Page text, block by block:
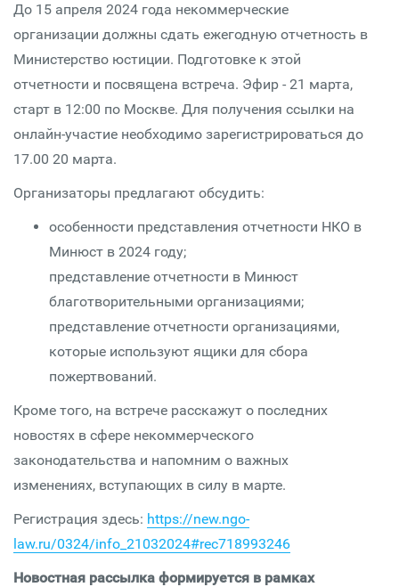
До 15 апреля 2024 года некоммерческие
организации должны сдать ежегодную отчетность в
Министерство юстиции. Подготовке к этой
отчетности и посвящена встреча. Эфир - 21 марта,
старт в 12:00 по Москве. Для получения ссылки на
онлайн-участие необходимо зарегистрироваться до
17.00 20 марта.
Организаторы предлагают обсудить:
особенности представления отчетности НКО в
Минюст в 2024 году;
представление отчетности в Минюст
благотворительными организациями;
представление отчетности организациями,
которые используют ящики для сбора
пожертвований.
Кроме того, на встрече расскажут о последних
новостях в сфере некоммерческого
законодательства и напомним о важных
изменениях, вступающих в силу в марте.
Регистрация здесь: https://new.ngo-
law.ru/0324/info_21032024#rec718993246
Новостная рассылка формируется в рамках